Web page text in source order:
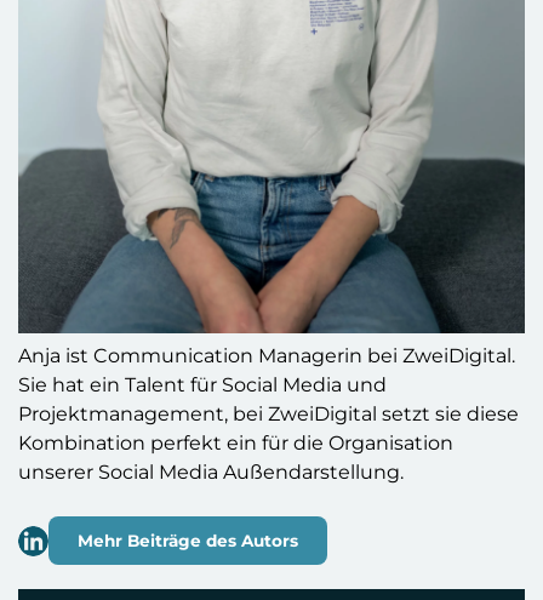
Anja ist Communication Managerin bei ZweiDigital.
Sie hat ein Talent für Social Media und
Projektmanagement, bei ZweiDigital setzt sie diese
Kombination perfekt ein für die Organisation
unserer Social Media Außendarstellung.
Mehr Beiträge des Autors